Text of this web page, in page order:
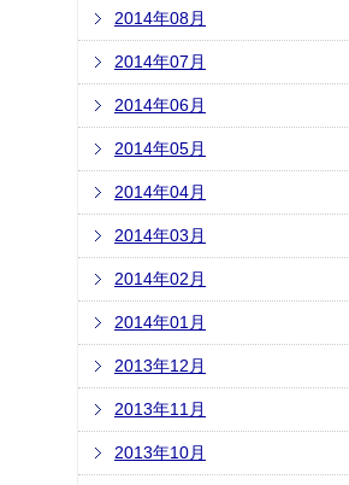
2014年08月
2014年07月
2014年06月
2014年05月
2014年04月
2014年03月
2014年02月
2014年01月
2013年12月
2013年11月
2013年10月